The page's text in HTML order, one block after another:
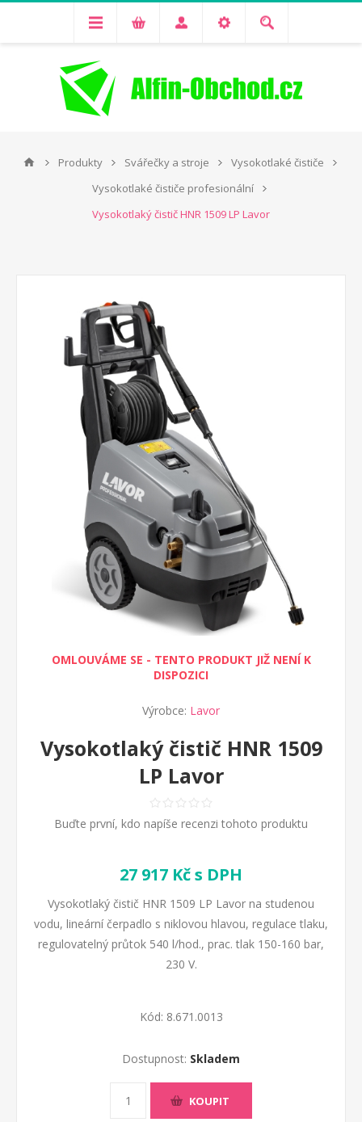
Produkty Svářečky a stroje
Vysokotlaké čističe
Vysokotlaké čističe profesionální
Vysokotlaký čistič HNR 1509 LP Lavor
OMLOUVÁME SE - TENTO PRODUKT JIŽ NENÍ K
DISPOZICI
Výrobce: Lavor
Vysokotlaký čistič HNR 1509
LP Lavor
Buďte první, kdo napíše recenzi tohoto produktu
27 917 Kč s DPH
Vysokotlaký čistič HNR 1509 LP Lavor na studenou
vodu, lineární čerpadlo s niklovou hlavou, regulace tlaku,
regulovatelný průtok 540 l/hod., prac. tlak 150-160 bar,
230 V.
Kód: 8.671.0013
Dostupnost: Skladem
KOUPIT